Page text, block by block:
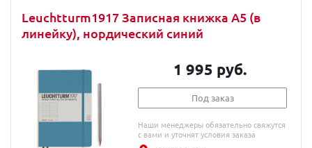
Leuchtturm1917 Записная книжка A5 (в
линейку), нордический синий
1 995 руб.
Под заказ
Наши менеджеры обязательно свяжутся
с вами и уточнят условия заказа